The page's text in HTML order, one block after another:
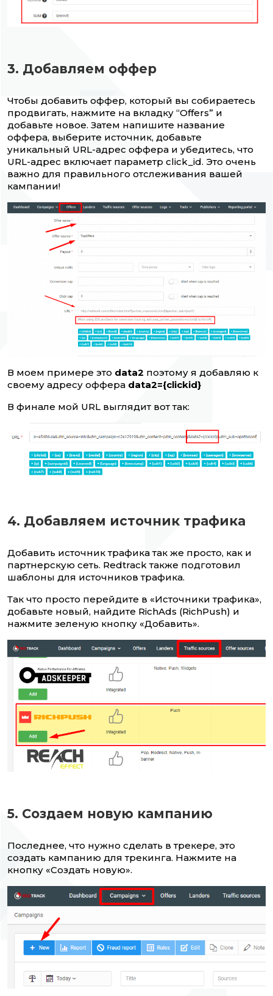
3. Добавляем оффер
Чтобы добавить оффер, который вы собираетесь
продвигать, нажмите на вкладку “Offers” и
добавьте новое. Затем напишите название
оффера, выберите источник, добавьте
уникальный URL-адрес оффера и убедитесь, что
URL-адрес включает параметр click_id. Это очень
важно для правильного отслеживания вашей
кампании!
В моем примере это data2 поэтому я добавляю к
своему адресу оффера data2={clickid}
В финале мой URL выглядит вот так:
4. Добавляем источник трафика
Добавить источник трафика так же просто, как и
партнерскую сеть. Redtrack также подготовил
шаблоны для источников трафика.
Так что просто перейдите в «Источники трафика»,
добавьте новый, найдите RichAds (RichPush) и
нажмите зеленую кнопку «Добавить».
5. Создаем новую кампанию
Последнее, что нужно сделать в трекере, это
создать кампанию для трекинга. Нажмите на
кнопку «Создать новую».